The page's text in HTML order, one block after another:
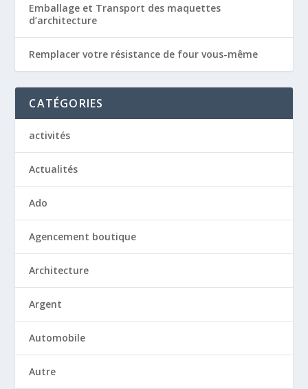
Emballage et Transport des maquettes
d’architecture
Remplacer votre résistance de four vous-même
CATÉGORIES
activités
Actualités
Ado
Agencement boutique
Architecture
Argent
Automobile
Autre